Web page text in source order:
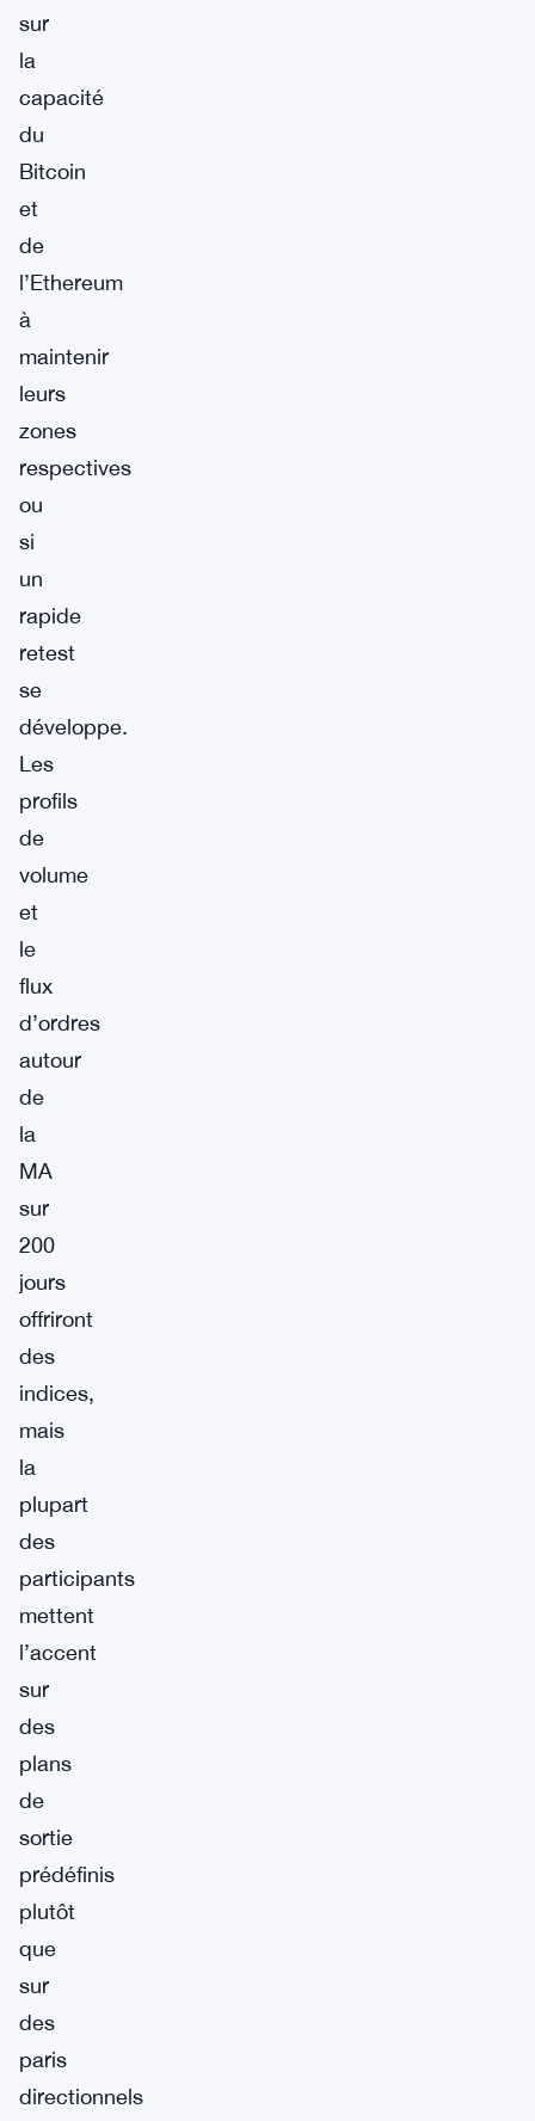
sur
la
capacité
du
Bitcoin
et
de
l’Ethereum
à
maintenir
leurs
zones
respectives
ou
si
un
rapide
retest
se
développe.
Les
profils
de
volume
et
le
flux
d’ordres
autour
de
la
MA
sur
200
jours
offriront
des
indices,
mais
la
plupart
des
participants
mettent
l’accent
sur
des
plans
de
sortie
prédéfinis
plutôt
que
sur
des
paris
directionnels